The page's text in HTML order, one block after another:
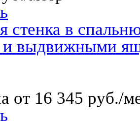
стенка в
и выдвижными
от 16 345 руб./